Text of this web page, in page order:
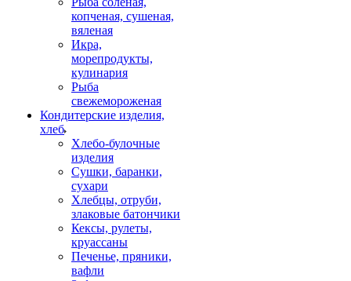
копченая, сушеная,
вяленая
Икра,
морепродукты,
кулинария
Рыба
свежемороженая
Кондитерские изделия,
хлеб
Хлебо-булочные
изделия
Сушки, баранки,
сухари
Хлебцы, отруби,
злаковые батончики
Кексы, рулеты,
круассаны
Печенье, пряники,
вафли